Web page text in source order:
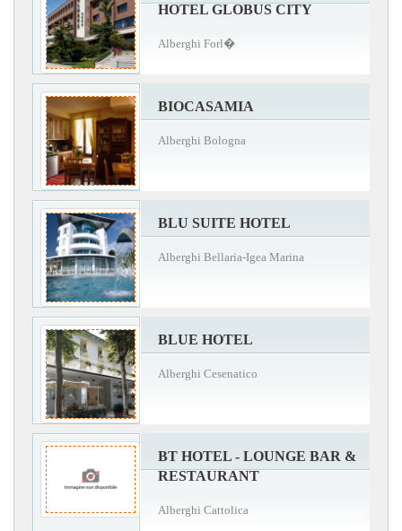
HOTEL GLOBUS CITY
Alberghi Forl�
BIOCASAMIA
Alberghi Bologna
BLU SUITE HOTEL
Alberghi Bellaria-Igea Marina
BLUE HOTEL
Alberghi Cesenatico
BT HOTEL - LOUNGE BAR &
RESTAURANT
Alberghi Cattolica